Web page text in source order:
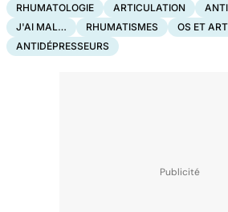
RHUMATOLOGIE
ARTICULATION
J'AI MAL…
RHUMATISMES
OS ET
ANTIDÉPRESSEURS